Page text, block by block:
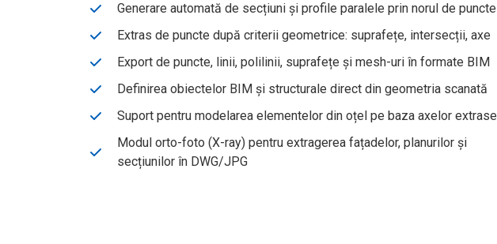
Generare automată de secțiuni și profile paralele prin norul de puncte
Extras de puncte după criterii geometrice: suprafețe, intersecții, axe
Export de puncte, linii, polilinii, suprafețe și mesh-uri în formate BIM
Definirea obiectelor BIM și structurale direct din geometria scanată
Suport pentru modelarea elementelor din oțel pe baza axelor extrase
Modul orto-foto (X-ray) pentru extragerea fațadelor, planurilor și
secțiunilor în DWG/JPG